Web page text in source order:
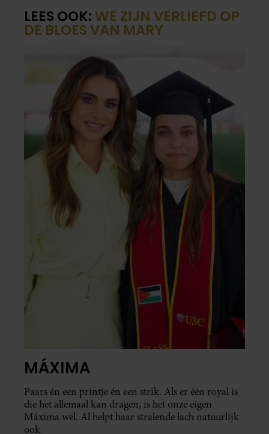
LEES OOK: WE ZIJN VERLIEFD OP
DE BLOES VAN MARY
MÁXIMA
Paars én een printje én een strik. Als er één royal is
die het allemaal kan dragen, is het onze eigen
Máxima wel. Al helpt haar stralende lach natuurlijk
ook.